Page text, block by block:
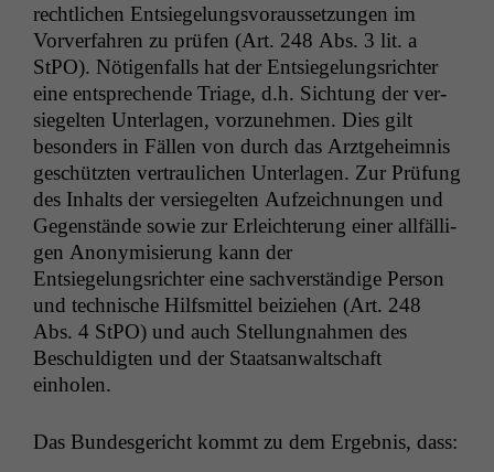
rechtlichen Entsiegelungsvo­raus­set­zun­gen im
Vorver­fahren zu prüfen (Art. 248 Abs. 3 lit. a
StPO). Nöti­gen­falls hat der Entsiegelungsrichter
eine entsprechende Triage, d.h. Sich­tung der ver­
siegel­ten Unter­la­gen, vorzunehmen. Dies gilt
beson­ders in Fällen von durch das Arzt­ge­heim­nis
geschützten ver­traulichen Unter­la­gen. Zur Prü­fung
des Inhalts der ver­siegel­ten Aufze­ich­nun­gen und
Gegen­stände sowie zur Erle­ichterung ein­er allfäl­li­
gen Anonymisierung kann der
Entsiegelungsrichter eine sachver­ständi­ge Per­son
und tech­nis­che Hil­f­s­mit­tel beiziehen (Art. 248
Abs. 4 StPO) und auch Stel­lung­nah­men des
Beschuldigten und der Staat­san­waltschaft
einholen.
Das Bun­des­gericht kommt zu dem Ergeb­nis, dass: